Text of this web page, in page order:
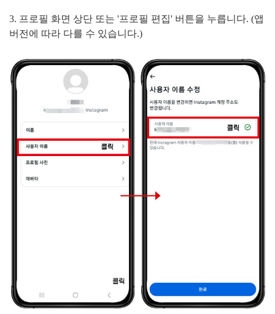
3. 프로필 화면 상단 또는 '프로필 편집' 버튼을 누릅니다. (앱
버전에 따라 다를 수 있습니다.)